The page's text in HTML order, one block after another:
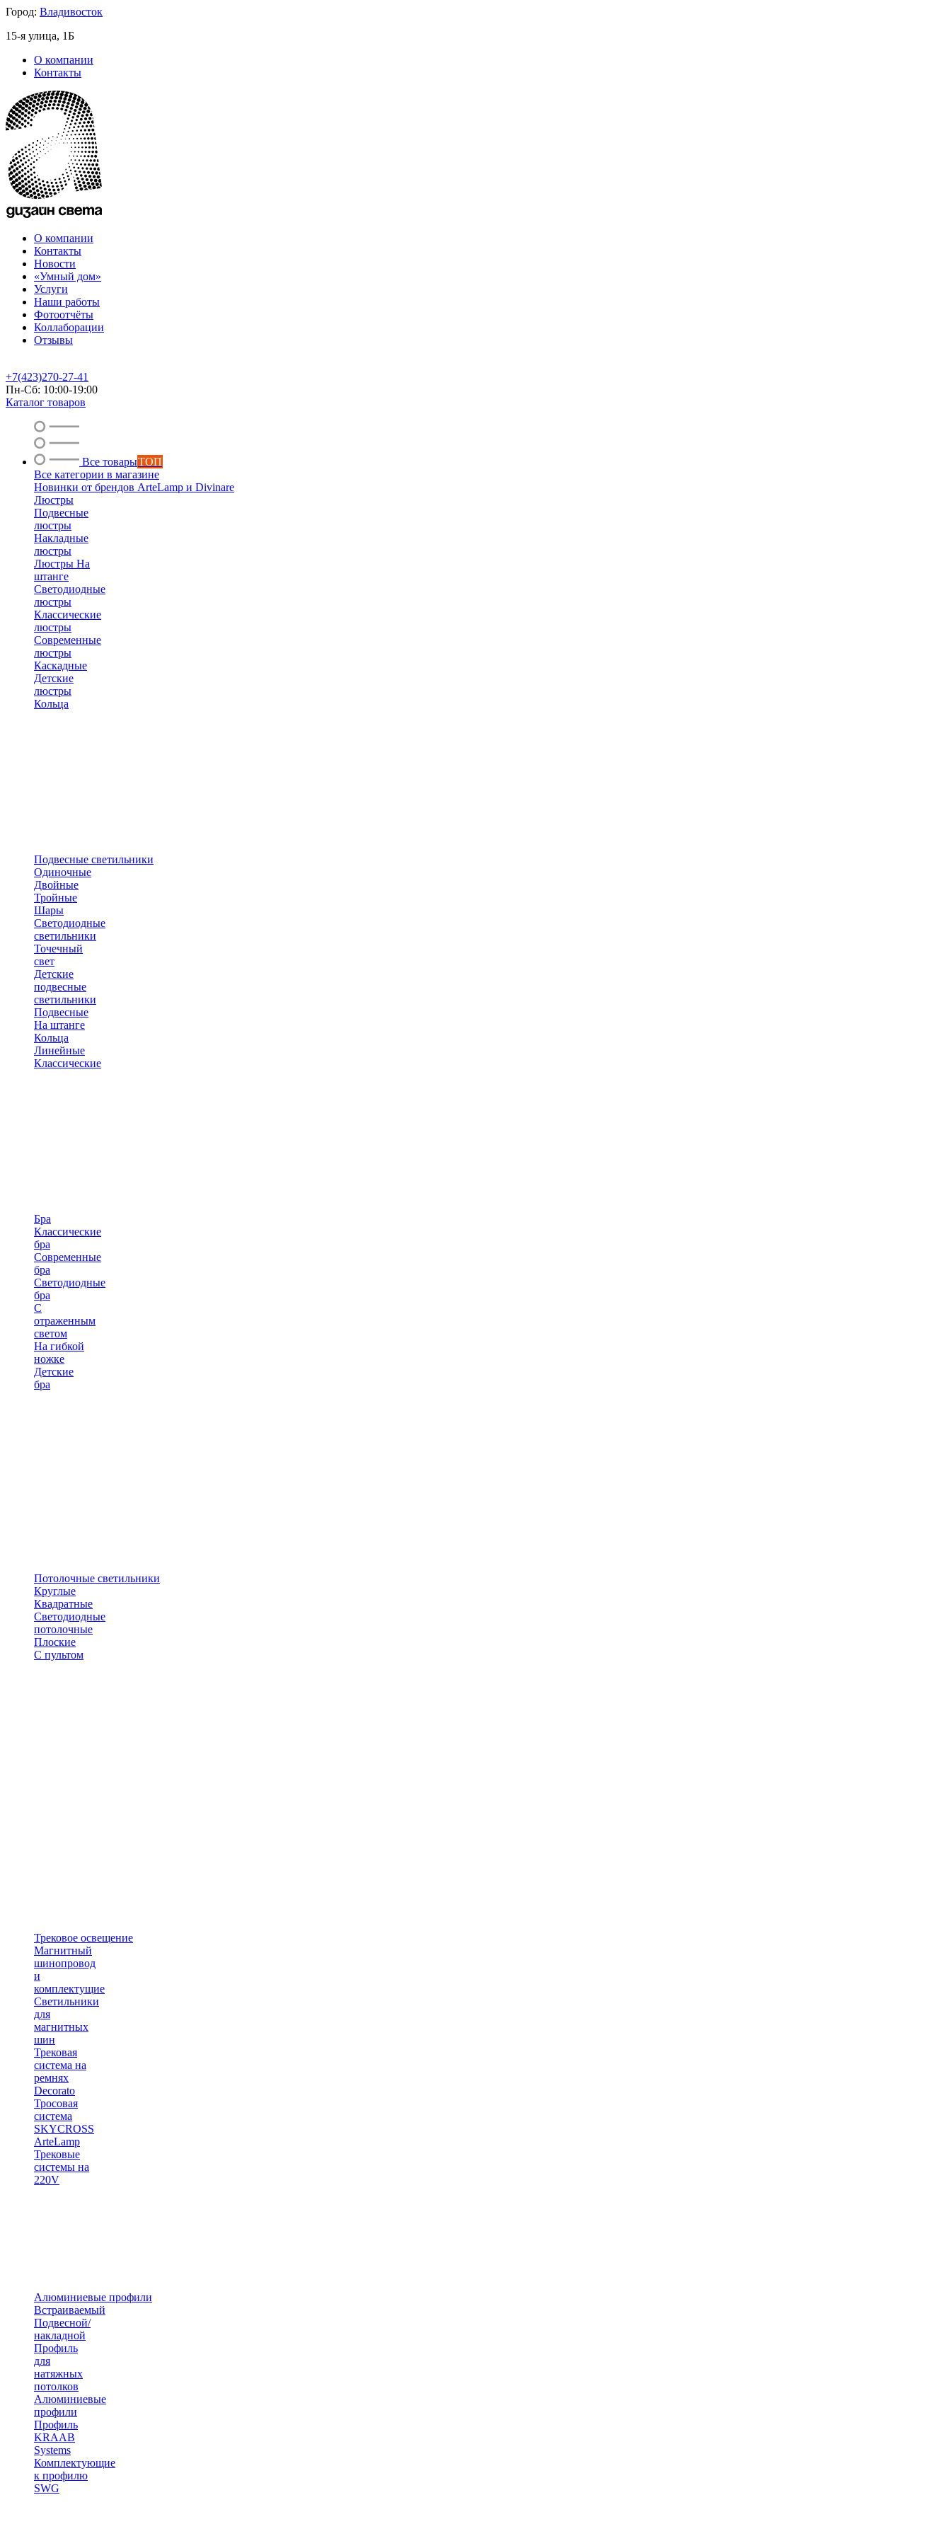
Город: Владивосток
15-я улица, 1Б
О компании
Контакты
О компании
Контакты
Новости
«Умный дом»
Услуги
Наши работы
Фотоотчёты
Коллаборации
Отзывы
+7(423)270-27-41
Пн-Сб: 10:00-19:00
Каталог товаров
Все товарыТОП
Все категории в магазине
Новинки от брендов ArteLamp и Divinare
Люстры
Подвесные
люстры
Накладные
люстры
Люстры На
штанге
Светодиодные
люстры
Классические
люстры
Современные
люстры
Каскадные
Детские
люстры
Кольца
Подвесные светильники
Одиночные
Двойные
Тройные
Шары
Светодиодные
светильники
Точечный
свет
Детские
подвесные
светильники
Подвесные
На штанге
Кольца
Линейные
Классические
Бра
Классические
бра
Современные
бра
Светодиодные
бра
С
отраженным
светом
На гибкой
ножке
Детские
бра
Потолочные светильники
Круглые
Квадратные
Светодиодные
потолочные
Плоские
С пультом
Трековое освещение
Магнитный
шинопровод
и
комплектущие
Светильники
для
магнитных
шин
Трековая
система на
ремнях
Decorato
Тросовая
система
SKYCROSS
ArteLamp
Трековые
системы на
220V
Алюминиевые профили
Встраиваемый
Подвесной/
накладной
Профиль
для
натяжных
потолков
Алюминиевые
профили
Профиль
KRAAB
Systems
Комплектующие
к профилю
SWG